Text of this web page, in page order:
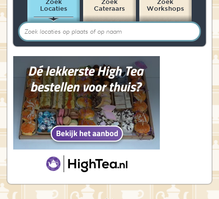
Zoek
Locaties
Zoek
Cateraars
Zoek
Workshops